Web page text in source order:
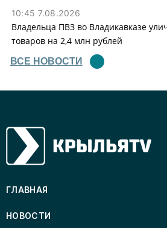
10:45 7.08.2026
Владельца ПВЗ во Владикавказе
товаров на 2,4 млн рублей
ВСЕ НОВОСТИ
ГЛАВНАЯ
НОВОСТИ